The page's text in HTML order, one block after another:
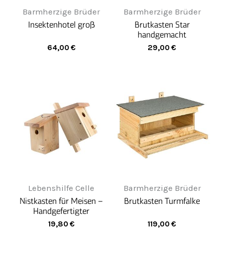
Barmherzige Brüder
Insektenhotel groß
64,00 €
Barmherzige Brüder
Brutkasten Star
handgemacht
29,00 €
Lebenshilfe Celle
Nistkasten für Meisen –
Handgefertigter
Rückzugsort für heimische
Singvögel
19,80 €
Barmherzige Brüder
Brutkasten Turmfalke
119,00 €